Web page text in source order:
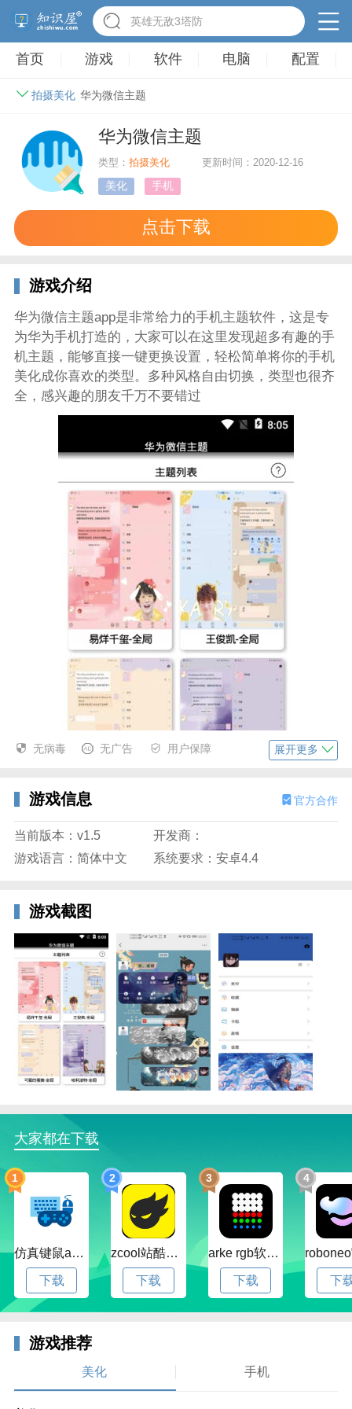
英雄无敌3塔防
首页 游戏 软件 电脑 配置
拍摄美化 华为微信主题
华为微信主题
类型：拍摄美化 更新时间：2020-12-16
美化 手机
点击下载
游戏介绍
华为微信主题app是非常给力的手机主题软件，这是专
为华为手机打造的，大家可以在这里发现超多有趣的手
机主题，能够直接一键更换设置，轻松简单将你的手机
美化成你喜欢的类型。多种风格自由切换，类型也很齐
全，感兴趣的朋友千万不要错过
软件简介：
可以一键设置，超级轻松，提取密码：2333
无病毒 无广告 用户保障 展开更多
游戏信息 官方合作
当前版本：v1.5
开发商：
游戏语言：简体中文
系统要求：安卓4.4
游戏截图
大家都在下载
1
仿真键鼠app官方版下载v1.4.3.58 安卓最新版
下载
2
zcool站酷官方版下载v5.15.0 安卓最新版本
下载
3
arke rgb软件下载v20.0 安卓版
下载
4
下
游戏推荐
美化 手机